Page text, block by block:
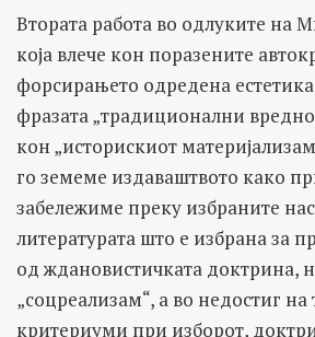
Втората работа во одлуките на
која влече кон поразените
форсирањето одредена
фразата „традиционални
кон „историскиот
го земеме издаваштвото како
забележиме преку избраните
литературата што е избрана за
од ждановистичката доктрина,
„соцреализам“, а во недостиг
критериуми при изборот,